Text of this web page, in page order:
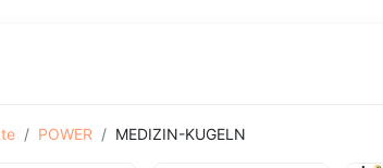
POWER MEDIZIN-KUGELN